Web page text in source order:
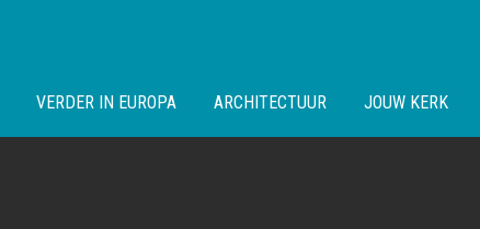
VERDER IN EUROPA ARCHITECTUUR JOUW KERK